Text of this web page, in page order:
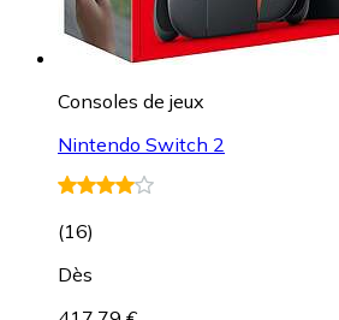
Consoles de jeux
Nintendo Switch 2
(16)
Dès